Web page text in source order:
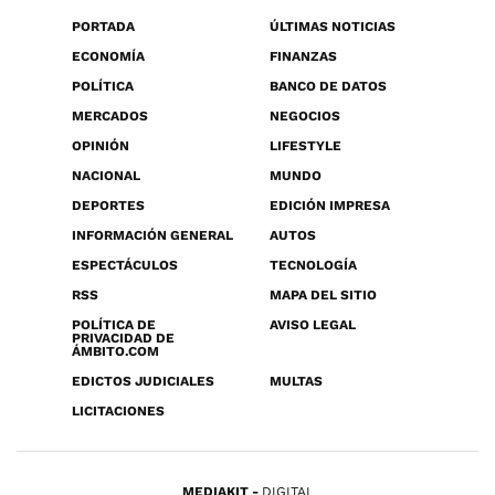
PORTADA
ÚLTIMAS NOTICIAS
ECONOMÍA
FINANZAS
POLÍTICA
BANCO DE DATOS
MERCADOS
NEGOCIOS
OPINIÓN
LIFESTYLE
NACIONAL
MUNDO
DEPORTES
EDICIÓN IMPRESA
INFORMACIÓN GENERAL
AUTOS
ESPECTÁCULOS
TECNOLOGÍA
RSS
MAPA DEL SITIO
POLÍTICA DE
PRIVACIDAD DE
ÁMBITO.COM
AVISO LEGAL
EDICTOS JUDICIALES
MULTAS
LICITACIONES
MEDIAKIT DIGITAL